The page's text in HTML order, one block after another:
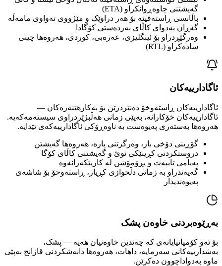
گەیشتنی چاوەڕوانکراو (ETA)
باڵانسی ڕاستەقینە بۆ هەر دراوێک و مێژووی تەواوی مامەڵە
گەڕان بەدوای کاڵای بەردەستی کۆگادا
وەرگێڕدراو بۆ ئینگلیزی، عەرەبی، کوردی، هەروەها چینی
سادەکراو (RTL)
ئاگادارییەکان
ئاگادارییەکان ڕاستەوخۆ دەنێردرێن بۆ بەکارهێنەرەکان —
ئاگادارییەکان خۆکارانە، بەپێی زمانی هەڵبژێردراوی سیستەمەکەیە.
هەروەها بەستەری پەیوەست بە ناوەڕۆکی ئاگادارییەکەی تێدایە.
گۆڕینی دۆخی بار، وەرگرتنی پارە، هەروەها گەیشتن
دروستکردنی کڕینێکی نوێ و گەیشتنی کاڵای کۆگا
پەیامی تایبەت و پڕۆمۆشن لە کارپێکەرانەوە
گەیەندراو بە زمانی دڵخوازی کڕیار، ڕاستەوخۆ بۆ شاشەی
پەیوەندیدار
بەڕێوەبردنی خاوەن پشک
بۆ ئەو کۆمپانیایانەی کە چەندین خاوەنیان هەیە — پشک،
بەشدارییەکانی سەرمایە، داهات، هەروەها دابەشکردنی قازانج بەپێی
ماوە بەدواداچوون دەکرێن.